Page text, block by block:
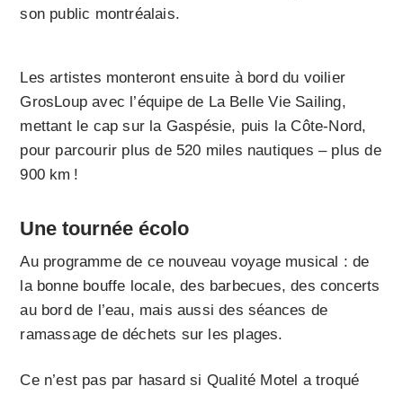
son public montréalais.
Les artistes monteront ensuite à bord du voilier
GrosLoup avec l’équipe de La Belle Vie Sailing,
mettant le cap sur la Gaspésie, puis la Côte-Nord,
pour parcourir plus de 520 miles nautiques – plus de
900 km !
Une tournée écolo
Au programme de ce nouveau voyage musical : de
la bonne bouffe locale, des barbecues, des concerts
au bord de l’eau, mais aussi des séances de
ramassage de déchets sur les plages.
Ce n’est pas par hasard si Qualité Motel a troqué